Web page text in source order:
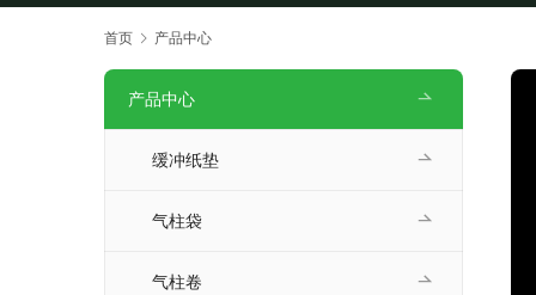
首页 产品中心
产品中心
缓冲纸垫
气柱袋
气柱卷